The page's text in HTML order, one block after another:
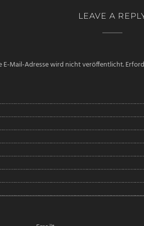
LEAVE A
E-Mail-Adresse wird nicht veröffentlicht.